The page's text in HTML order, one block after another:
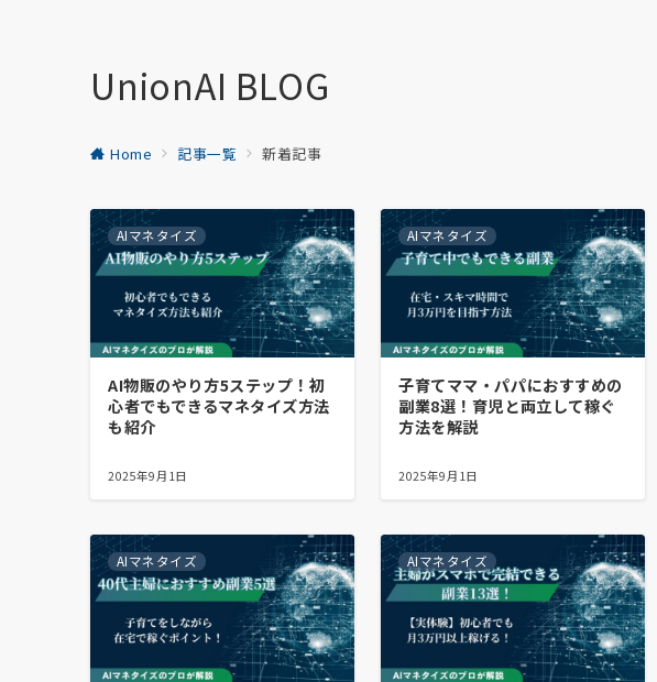
UnionAI BLOG
Home 記事一覧 新着記事
AIマネタイズ
AI物販のやり方5ステップ！初
心者でもできるマネタイズ方法
も紹介
2025年9月1日
AIマネタイズ
子育てママ・パパにおすすめの
副業8選！育児と両立して稼ぐ
方法を解説
2025年9月1日
AIマネタイズ AIマネタイズ